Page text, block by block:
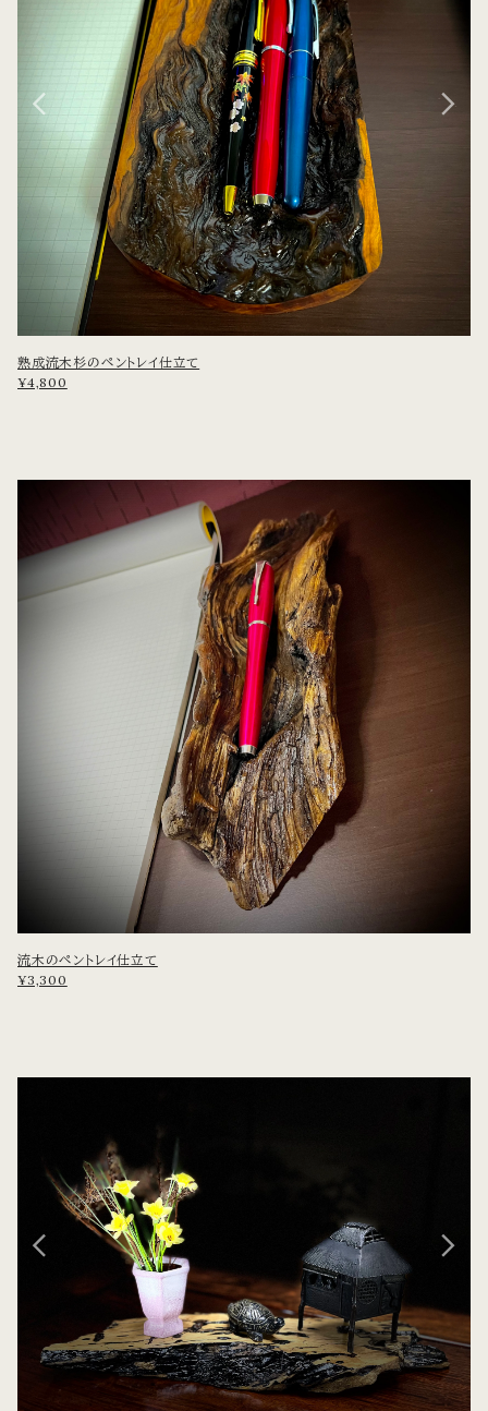
熟成流木杉のペントレイ仕立て
¥4,800
流木のペントレイ仕立て
¥3,300